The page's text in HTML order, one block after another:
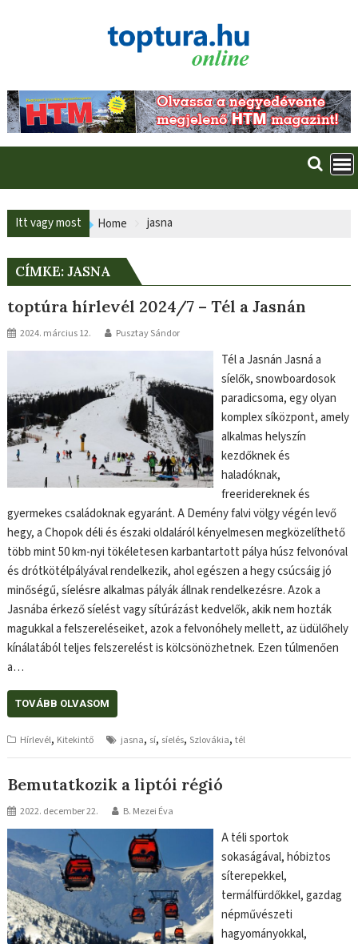
Itt vagy most Home jasna
CÍMKE:JASNA
toptúra hírlevél 2024/7 – Tél a Jasnán
2024. március 12. Pusztay Sándor
Tél a Jasnán Jasná a
síelők, snowboardosok
paradicsoma, egy olyan
komplex síközpont, amely
alkalmas helyszín
kezdőknek és
haladóknak,
freeridereknek és
gyermekes családoknak egyaránt. A Demény falvi völgy végén levő
hegy, a Chopok déli és északi oldaláról kényelmesen megközelíthető
több mint 50 km-nyi tökéletesen karbantartott pálya húsz felvonóval
és drótkötélpályával rendelkezik, ahol egészen a hegy csúcsáig jó
minőségű, síelésre alkalmas pályák állnak rendelkezésre. Azok a
Jasnába érkező síelést vagy sítúrázást kedvelők, akik nem hozták
magukkal a felszereléseiket, azok a felvonóhely mellett, az üdülőhely
kínálatából teljes felszerelést is kölcsönözhetnek. Ezen túlmenően
a…
TOVÁBB OLVASOM
Hírlevél, Kitekintő jasna, sí, síelés, Szlovákia,tél
Bemutatkozik a liptói régió
2022. december 22. B. Mezei Éva
A téli sportok
sokaságával, hóbiztos
síterepekkel,
termálfürdőkkel, gazdag
népművészeti
hagyományokkal,